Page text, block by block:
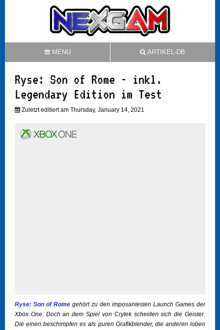
MENU ARTIKEL-DB
Ryse: Son of Rome - inkl.
Legendary Edition im Test
Zuletzt editiert am Thursday, January 14, 2021
Ryse: Son of Rome gehört zu den imposantesten Launch Games der
Xbox One. Doch an dem Spiel von Crytek scheiden sich die Geister.
Die einen beschimpfen es als puren Grafikblender, die anderen loben